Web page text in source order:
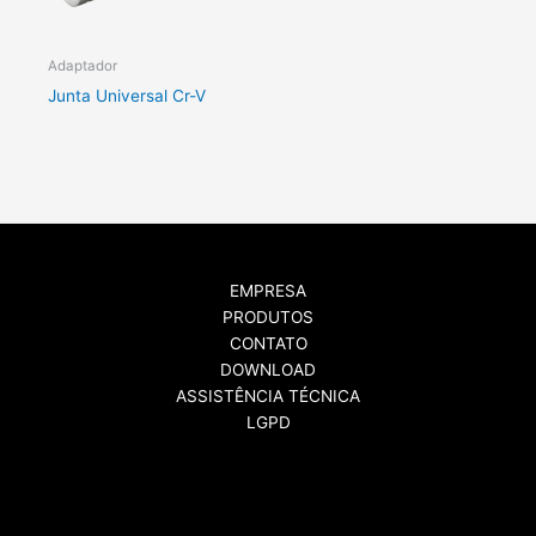
Adaptador
Junta Universal Cr-V
EMPRESA
PRODUTOS
CONTATO
DOWNLOAD
ASSISTÊNCIA TÉCNICA
LGPD